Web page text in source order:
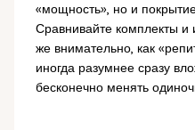
«мощность», но и
Сравнивайте комплекты и
же внимательно, как
иногда разумнее сразу
бесконечно менять